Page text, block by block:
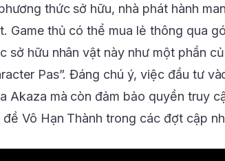
thức sở hữu, nhà phát hành
Game thủ có thể mua lẻ thông qua
sở hữu nhân vật này như một phần
Pas”. Đáng chú ý, việc đầu tư
Akaza mà còn đảm bảo quyền truy
đề Vô Hạn Thành trong các đợt cập